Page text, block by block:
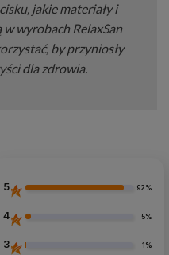
jakie materiały i
wyrobach RelaxSan
by przyniosły
dla zdrowia.
5 92%
4 5%
3 1%